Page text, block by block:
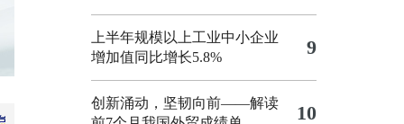
上半年规模以上工业中小企业
增加值同比增长5.8%
9
创新涌动，坚韧向前——解读
10